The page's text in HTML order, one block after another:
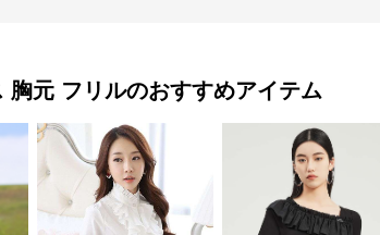
胸元 フリルのおすすめアイテム